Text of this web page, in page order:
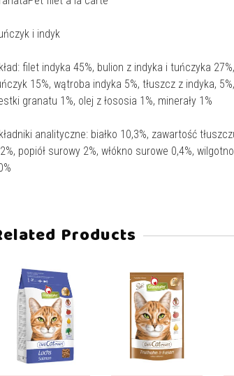
i indyk
filet indyka 45%, bulion z indyka i tuńczyka 27%,
15%, wątroba indyka 5%, tłuszcz z indyka, 5%,
granatu 1%, olej z łososia 1%, minerały 1%
analityczne: białko 10,3%, zawartość
popiół surowy 2%, włókno surowe 0,4%,
Products